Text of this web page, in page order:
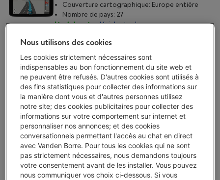
Couverture cartographique: Europe entière
Nombre de pays: 27
Livré demain-Voir le stock
€ 119,00
J'achète
Comparer
TOMTOM GO NAVIGATOR 7'
(1)
Type: GPS pour voiture
Couverture cartographique: Europe entière
Nombre de pays: 47
Livré demain-Voir le stock
€ 263,00
Nous utilisons des cookies
Les cookies strictement nécessaires sont
indispensables au bon fonctionnement du site web et
ne peuvent être refusés. D'autres cookies sont utilisés à
des fins statistiques pour collecter des informations sur
la manière dont vous et d'autres personnes utilisez
notre site; des cookies publicitaires pour collecter des
informations sur votre comportement sur internet et
personnaliser nos annonces; et des cookies
conversationnels permettant l'accès au chat en direct
avec Vanden Borre. Pour tous les cookies qui ne sont
pas strictement nécessaires, nous demandons toujours
votre consentement avant de les installer. Vous pouvez
nous communiquer vos choix ci-dessous. Si vous